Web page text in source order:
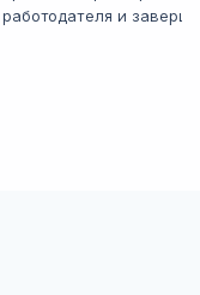
работодателя и